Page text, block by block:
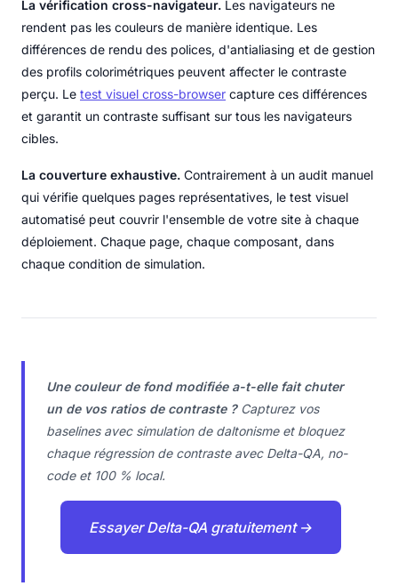
La vérification cross-navigateur. Les navigateurs ne
rendent pas les couleurs de manière identique. Les
différences de rendu des polices, d'antialiasing et de gestion
des profils colorimétriques peuvent affecter le contraste
perçu. Le test visuel cross-browser capture ces différences
et garantit un contraste suffisant sur tous les navigateurs
cibles.
La couverture exhaustive. Contrairement à un audit manuel
qui vérifie quelques pages représentatives, le test visuel
automatisé peut couvrir l'ensemble de votre site à chaque
déploiement. Chaque page, chaque composant, dans
chaque condition de simulation.
Une couleur de fond modifiée a-t-elle fait chuter
un de vos ratios de contraste ?Capturez vos
baselines avec simulation de daltonisme et bloquez
chaque régression de contraste avec Delta-QA, no-
code et 100 % local.
Essayer Delta-QA gratuitement →